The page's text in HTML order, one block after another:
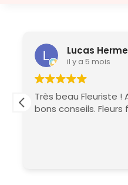
Lucas
il y a 5 mois
Très beau Fleuriste
bons conseils. Fleurs